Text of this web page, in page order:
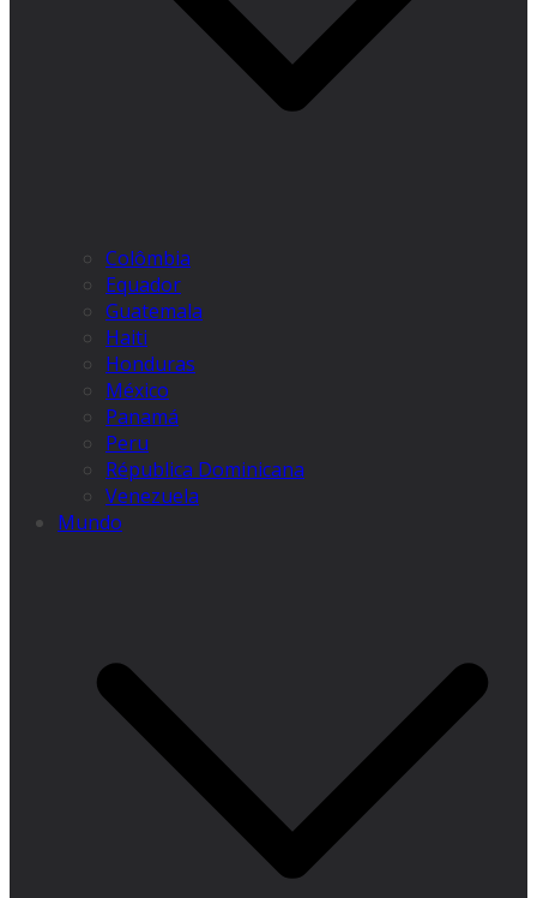
Colômbia
Equador
Guatemala
Haiti
Honduras
México
Panamá
Peru
Républica Dominicana
Venezuela
Mundo